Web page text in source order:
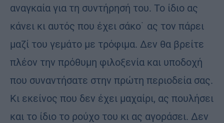
αναγκαία για τη συντήρησή του. Το ίδιο ας
κάνει κι αυτός που έχει σάκο˙ ας τον πάρει
μαζί του γεμάτο με τρόφιμα. Δεν θα βρείτε
πλέον την πρόθυμη φιλοξενία και υποδοχή
που συναντήσατε στην πρώτη περιοδεία σας.
Κι εκείνος που δεν έχει μαχαίρι, ας πουλήσει
και το ίδιο το ρούχο του κι ας αγοράσει. Δεν